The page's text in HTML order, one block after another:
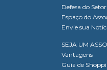
Defesa do Setor
Espaço do
Envie sua
SEJA UM
Vantagens
Guia de